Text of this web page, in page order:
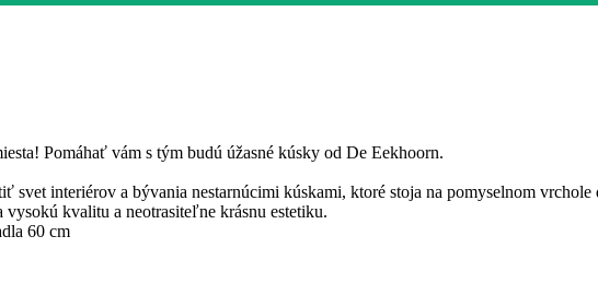
Pomáhať vám s tým budú úžasné kúsky od De Eekhoorn.
svet interiérov a bývania nestarnúcimi kúskami, ktoré stoja na pomyselnom
kvalitu a neotrasiteľne krásnu estetiku.
60 cm